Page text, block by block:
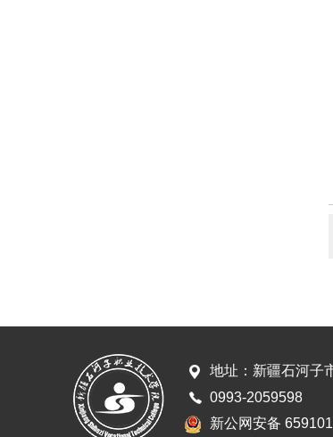
地址：新疆石河子
0993-2059598
新公网安备